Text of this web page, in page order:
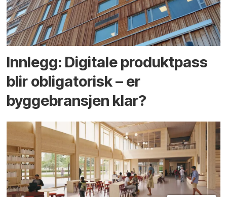
Innlegg: Digitale produktpass
blir obligatorisk – er
byggebransjen klar?